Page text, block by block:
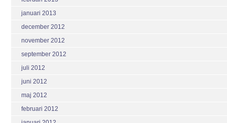
januari 2013
december 2012
november 2012
september 2012
juli 2012
juni 2012
maj 2012
februari 2012